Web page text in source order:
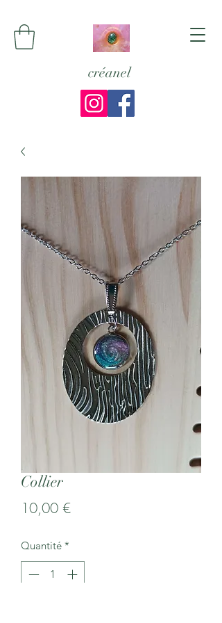
créanel
Collier
10,00 €Prix
Quantité *